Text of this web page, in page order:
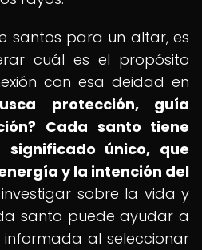
santos para un altar, es
cuál es el propósito
con esa deidad en
protección, guía
Cada santo tiene
único, que
y la intención del
sobre la vida y
santo puede ayudar a
al seleccionar